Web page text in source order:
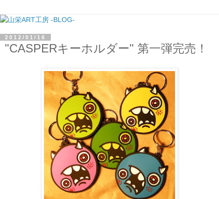
2012/01/16
"CASPERキーホルダー" 第一弾完売！